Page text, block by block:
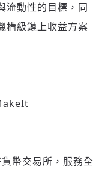
流動性的目標，同
構級鏈上收益方案
幣交易所，服務全